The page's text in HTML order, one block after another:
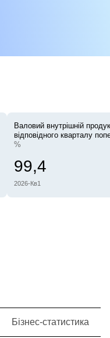
Валовий внутрішній
відповідного кварталу
%
99,4
2026-Кв1
Бізнес-статистика